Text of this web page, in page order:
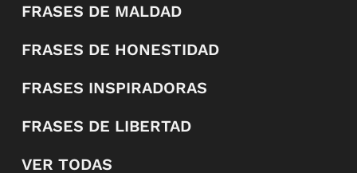
FRASES DE MALDAD
FRASES DE HONESTIDAD
FRASES INSPIRADORAS
FRASES DE LIBERTAD
VER TODAS